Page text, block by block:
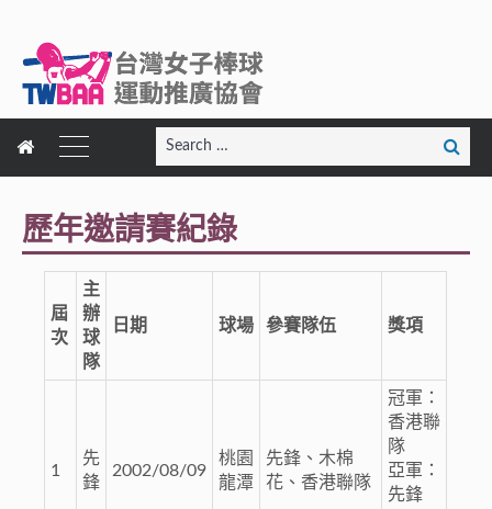
Search
for:
Search
歷年邀請賽紀錄
屆
次
主
辦
球
隊
日期 球場 參賽隊伍 獎項
1
先
鋒
2002/08/09
桃園
龍潭
先鋒、木棉
花、香港聯隊
冠軍：
香港聯
隊
亞軍：
先鋒